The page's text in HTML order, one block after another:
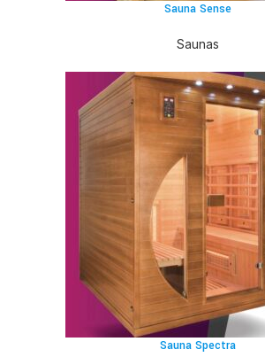
Sauna Sense
Saunas
Sauna Spectra